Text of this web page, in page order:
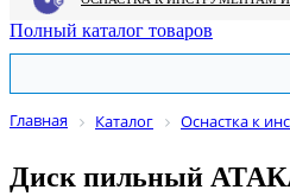
Полный каталог товаров
Главная Каталог Оснастка к
Диск пильный